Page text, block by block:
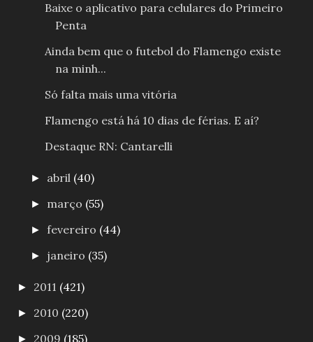
Baixe o aplicativo para celulares do Primeiro
Penta
Ainda bem que o futebol do Flamengo existe
na minh...
Só falta mais uma vitória
Flamengo está há 10 dias de férias. E aí?
Destaque RN: Cantarelli
► abril (40)
► março (55)
►fevereiro (44)
► janeiro (35)
► 2011 (421)
► 2010 (220)
► 2009 (185)